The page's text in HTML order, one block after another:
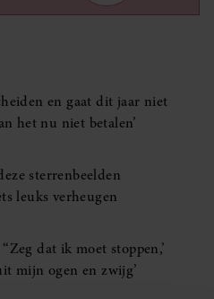
en gaat dit jaar niet
het nu niet betalen’
sterrenbeelden
leuks verheugen
dat ik moet stoppen,’
mijn ogen en zwijg’